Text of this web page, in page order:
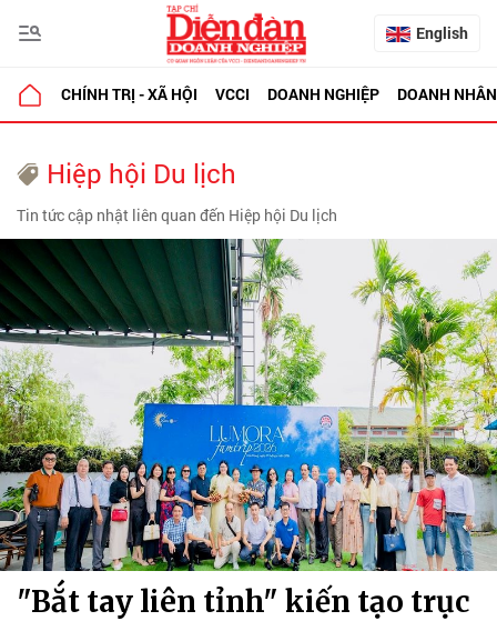
English
CHÍNH TRỊ - XÃ HỘI VCCI DOANH NGHIỆP DOANH NHÂN
Hiệp hội Du lịch
Tin tức cập nhật liên quan đến Hiệp hội Du lịch
"Bắt tay liên tỉnh" kiến tạo trục